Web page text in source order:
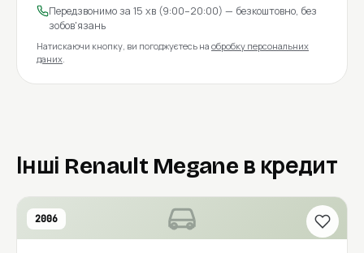
Передзвонимо за 15 хв (9:00–20:00) — безкоштовно, без
зобов'язань
Натискаючи кнопку, ви погоджуєтесь на обробку персональних
даних.
Інші Renault Megane в кредит
2006